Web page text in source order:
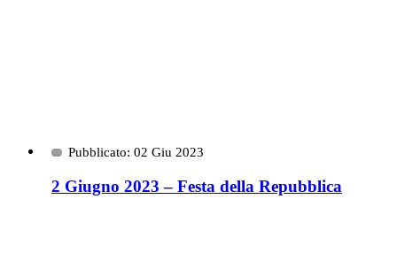
Pubblicato: 02 Giu 2023
2 Giugno 2023 – Festa della Repubblica